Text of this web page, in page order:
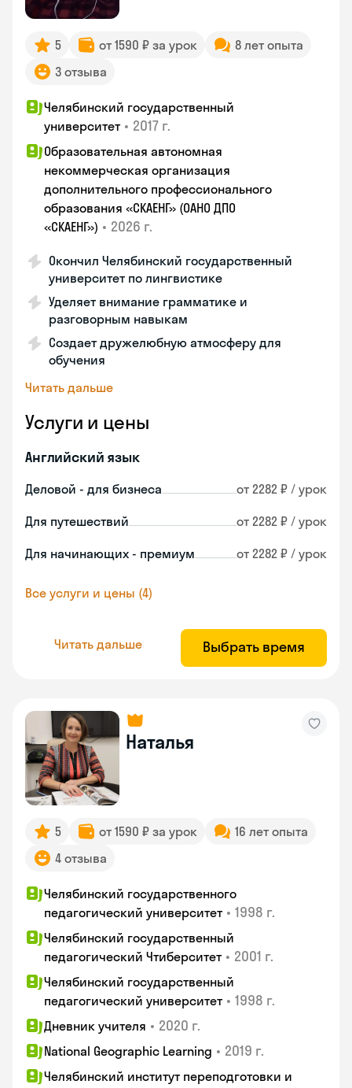
5 от 1590 ₽ за урок
8 лет опыта
3 отзыва
Челябинский государственный
университет • 2017 г.
Образовательная автономная
некоммерческая организация
дополнительного профессионального
образования «СКАЕНГ» (ОАНО ДПО
«СКАЕНГ») • 2026 г.
Окончил Челябинский государственный
университет по лингвистике
Уделяет внимание грамматике и
разговорным навыкам
Создает дружелюбную атмосферу для
обучения
Читать дальше
Услуги и цены
Английский язык
Деловой - для бизнеса от 2282 ₽ / урок
Для путешествий от 2282 ₽ / урок
Для начинающих - премиум от 2282 ₽ / урок
Все услуги и цены (4)
Читать дальше Выбрать время
Наталья
5 от 1590 ₽ за урок
16 лет опыта
4 отзыва
Челябинский государственного
педагогический университет • 1998 г.
Челябинский государственный
педагогический Чтиберситет • 2001 г.
Челябинский государственный
педагогический университет • 1998 г.
Дневник учителя • 2020 г.
National Geographic Learning • 2019 г.
Челябинский институт переподготовки и